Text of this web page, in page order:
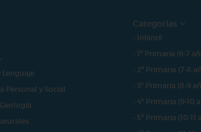
Lenguaje
Personal y Social
Categorías
- Infantil
- 1º Primaria (6-7
- 2º Primaria (7-8
- 3º Primaria (8-9
- 4º Primaria (9-10
- 5º Primaria (10-11